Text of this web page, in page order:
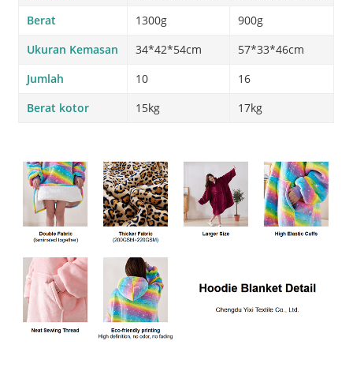
Berat
1300g
900g
Ukuran Kemasan
34*42*54cm
57*33*46cm
Jumlah
10
16
Berat kotor
15kg 17kg